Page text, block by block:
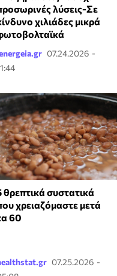
λύσεις-Σε
χιλιάδες μικρά
07.24.2026 -
θρεπτικά συστατικά
χρειαζόμαστε μετά
60
07.25.2026 -